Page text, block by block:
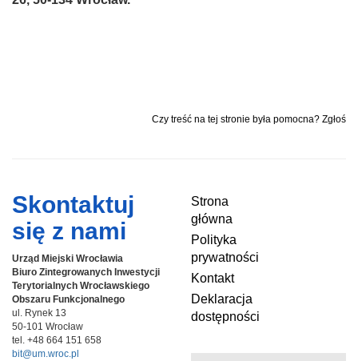
Czy treść na tej stronie była pomocna? Zgłoś
Skontaktuj
się z nami
Urząd Miejski Wrocławia
Biuro Zintegrowanych Inwestycji
Terytorialnych Wrocławskiego
Obszaru Funkcjonalnego
ul. Rynek 13
50-101 Wrocław
tel. +48 664 151 658
bit@um.wroc.pl
Strona
główna
Polityka
prywatności
Kontakt
Deklaracja
dostępności